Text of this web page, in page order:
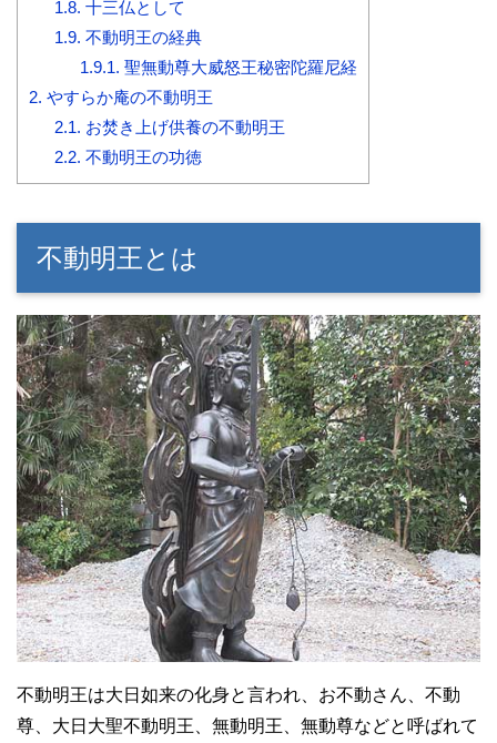
1.8. 十三仏として
1.9. 不動明王の経典
1.9.1. 聖無動尊大威怒王秘密陀羅尼経
2. やすらか庵の不動明王
2.1. お焚き上げ供養の不動明王
2.2. 不動明王の功徳
不動明王とは
不動明王は大日如来の化身と言われ、お不動さん、不動
尊、大日大聖不動明王、無動明王、無動尊などと呼ばれて